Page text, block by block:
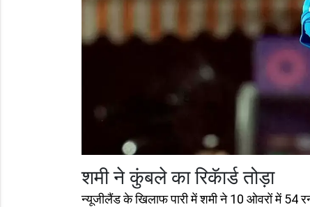
शमी ने कुंबले का रिकॅार्ड तोड़ा
न्‍यूजीलैंड के खिलाफ पारी में शमी ने 10 ओवरों में 54